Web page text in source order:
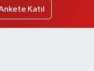
Katıl